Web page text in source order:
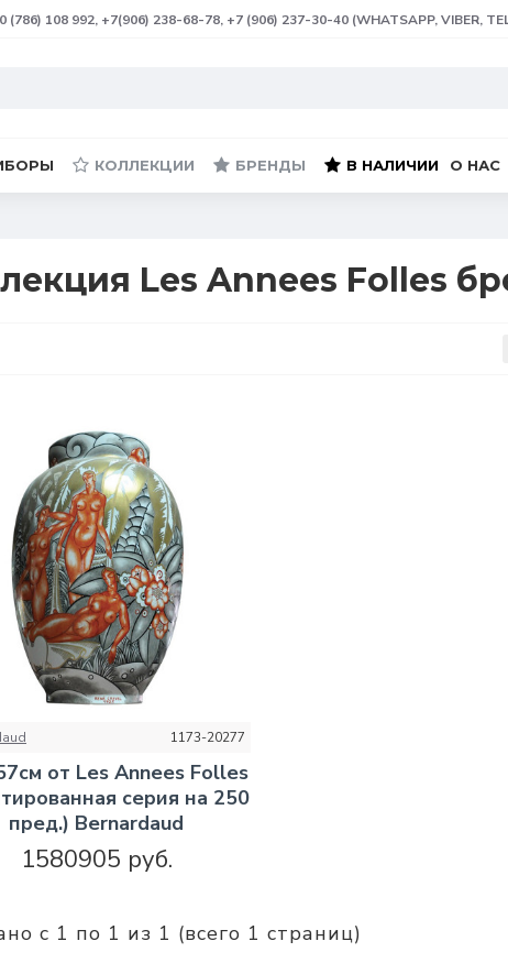
(786) 108 992, +7(906) 238-68-78, +7 (906) 237-30-40 (WHATSAPP, VIBER,
КОЛЛЕКЦИИ БРЕНДЫ В НАЛИЧИИ О НАС
Les Annees Folles
1173-20277
от Les Annees Folles
серия на 250
пред.) Bernardaud
1580905 руб.
с 1 по 1 из 1 (всего 1 страниц)